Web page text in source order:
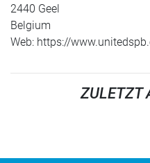
2440 Geel
Belgium
Web: https://
ZULETZT